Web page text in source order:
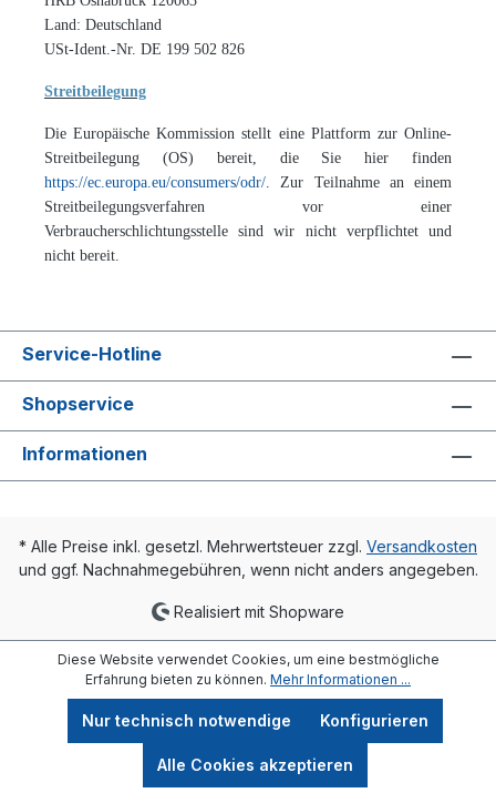
Land: Deutschland
USt-Ident.-Nr. DE 199 502 826
Streitbeilegung
Die Europäische Kommission stellt eine Plattform zur Online-
Streitbeilegung (OS) bereit, die Sie hier finden
https://ec.europa.eu/consumers/odr/. Zur Teilnahme an einem
Streitbeilegungsverfahren vor einer
Verbraucherschlichtungsstelle sind wir nicht verpflichtet und
nicht bereit.
Service-Hotline
Shopservice
Informationen
* Alle Preise inkl. gesetzl. Mehrwertsteuer zzgl. Versandkosten
und ggf. Nachnahmegebühren, wenn nicht anders angegeben.
Realisiert mit Shopware
Diese Website verwendet Cookies, um eine bestmögliche
Erfahrung bieten zu können. Mehr Informationen ...
Nur technisch notwendige Konfigurieren
Alle Cookies akzeptieren